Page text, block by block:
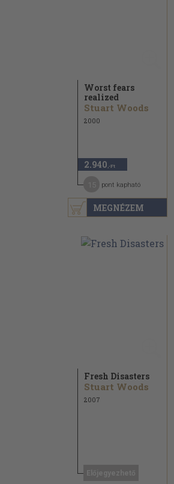
MEGNÉZEM
Worst fears
realized
Stuart Woods
2000
2.940 ,-Ft
pont kapható
Fresh Disasters
Stuart Woods
2007